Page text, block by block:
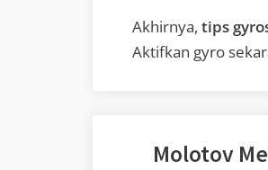
Akhirnya, tips
Aktifkan gyro
Molotov